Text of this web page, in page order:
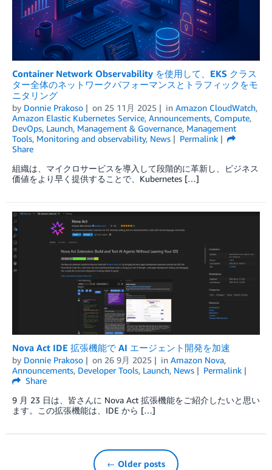
Container Network Observability を使用して、EKS クラス
ター全体のネットワークパフォーマンスとトラフィックをモ
ニタリング
by Donnie Prakoso on 25 11月 2025 in Amazon CloudWatch,
Amazon Elastic Kubernetes Service, Announcements, Compute,
DevOps, Launch, Management & Governance, Management
Tools, Monitoring and observability, News
Permalink
Share
組織は、マイクロサービスを導入して段階的に革新し、ビジネス
価値をより早く提供することで、Kubernetes […]
Nova Act IDE 拡張機能で AI エージェント開発を加速
by Donnie Prakoso on 26 9月 2025 in Amazon Nova,
Announcements, Developer Tools, Launch, News
Permalink
Share
9 月 23 日は、皆さんに Nova Act 拡張機能をご紹介したいと思い
ます。この拡張機能は、IDE から […]
← Older posts